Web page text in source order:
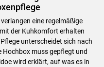
eine regelmäßige
der Kuhkomfort erhalten
Pflege unterscheidet sich nach
Hochbox muss gepflegt und
wird erklärt, auf was es in